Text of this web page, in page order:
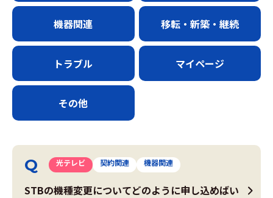
機器関連 移転・新築・継続
トラブル マイページ
その他
光テレビ 契約関連 機器関連
STBの機種変更についてどのように申し込めばい